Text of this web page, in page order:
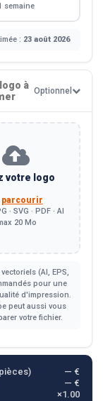
semaine
: 23 août 2026
à Optionnel
votre logo
parcourir
· SVG · PDF · AI
20 Mo
(AI, EPS,
pour une
d'impression.
peut aussi vous
votre fichier.
— €
— €
×1.00